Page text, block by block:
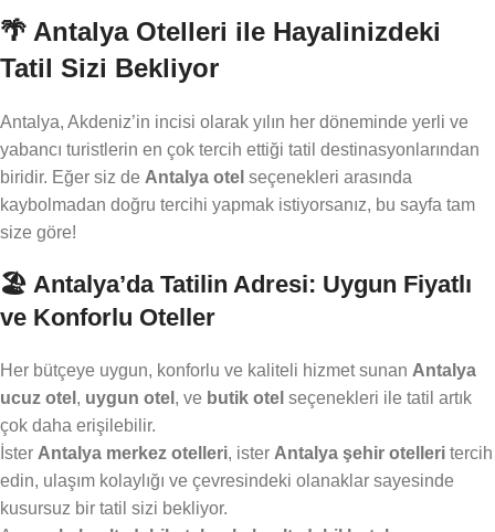
🌴 Antalya Otelleri ile Hayalinizdeki
Tatil Sizi Bekliyor
Antalya, Akdeniz’in incisi olarak yılın her döneminde yerli ve
yabancı turistlerin en çok tercih ettiği tatil destinasyonlarından
biridir. Eğer siz de Antalya otel seçenekleri arasında
kaybolmadan doğru tercihi yapmak istiyorsanız, bu sayfa tam
size göre!
🏖️ Antalya’da Tatilin Adresi: Uygun Fiyatlı
ve Konforlu Oteller
Her bütçeye uygun, konforlu ve kaliteli hizmet sunan Antalya
ucuz otel , uygun otel , ve butik otel seçenekleri ile tatil artık
çok daha erişilebilir.
İster Antalya merkez otelleri, ister Antalya şehir otelleri tercih
edin, ulaşım kolaylığı ve çevresindeki olanaklar sayesinde
kusursuz bir tatil sizi bekliyor.